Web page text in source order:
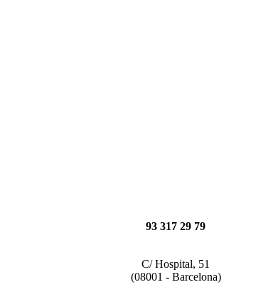
93 317 29 79
C/ Hospital, 51
(08001 - Barcelona)